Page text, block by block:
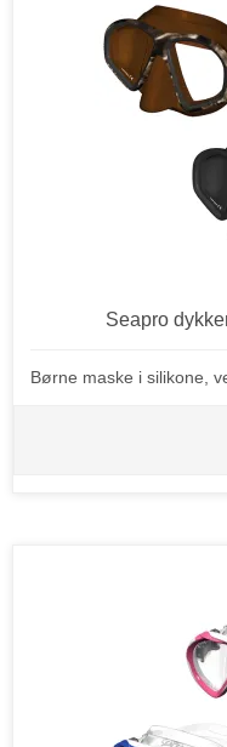
Seapro
Børne maske i silikone,